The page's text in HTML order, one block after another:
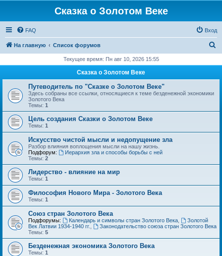
Сказка о Золотом Веке
FAQ Вход
На главную Список форумов
с
Текущее время: Пн авг 10, 2026 15:55
Сказка о Золотом Веке
Путеводитель по "Сказке о Золотом Веке"
Здесь собраны все ссылки, относящиеся к теме безденежной экономики
Золотого Века
Темы: 1
Цель создания Сказки о Золотом Веке
Темы: 1
Искусство чистой мысли и недопущение зла
Разбор влияния воплощения мысли на нашу жизнь.
Подфорум:
Иерархия зла и способы борьбы с ней
Темы: 2
Лидерство - влияние на мир
Темы: 1
Философия Нового Мира - Золотого Века
Темы: 1
Cоюз стран Золотого Века
Подфорумы: Календарь и символы стран Золотого Века,
Золотой
Век Латвии 1934-1940 гг.
Законодательство союза стран Золотого Века
Темы: 5
Безденежная экономика Золотого Века
Темы: 1